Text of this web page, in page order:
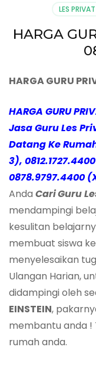
LES
HARGA
HARGA GURU
HARGA GURU
Jasa Guru Les
Datang Ke
3),
0878.9797.4400
Anda CariGuru
mendampingi
kesulitan
membuat siswa
menyelesaikan
Ulangan Harian,
didampingi oleh
EINSTEIN,
membantu anda !
rumah anda.